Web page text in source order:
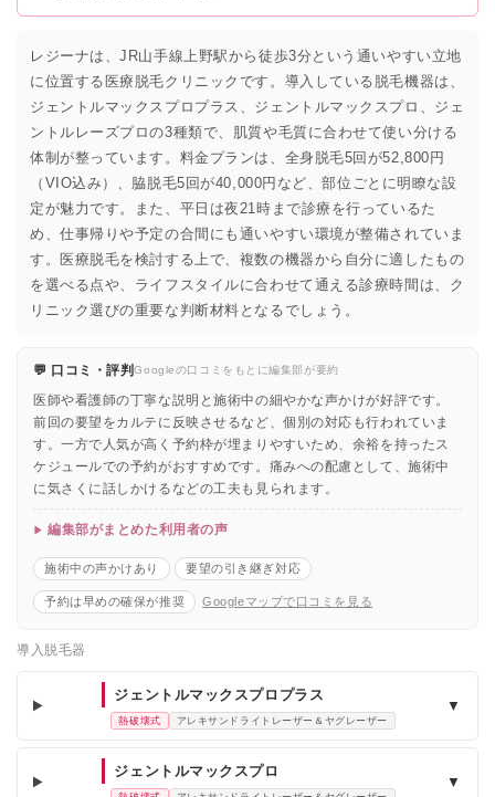
あすみクリニック ★3.2 / 5（74件）
ネオクルー ★5.0 / 5（1件）
所沢日吉町皮フ科 ★3.8 / 5（16件）
レジーナは、JR山手線上野駅から徒歩3分という通いやすい立地
に位置する医療脱毛クリニックです。導入している脱毛機器は、
ジェントルマックスプロプラス、ジェントルマックスプロ、ジェ
ントルレーズプロの3種類で、肌質や毛質に合わせて使い分ける
体制が整っています。料金プランは、全身脱毛5回が52,800円
（VIO込み）、脇脱毛5回が40,000円など、部位ごとに明瞭な設
定が魅力です。また、平日は夜21時まで診療を行っているた
め、仕事帰りや予定の合間にも通いやすい環境が整備されていま
す。医療脱毛を検討する上で、複数の機器から自分に適したもの
を選べる点や、ライフスタイルに合わせて通える診療時間は、ク
リニック選びの重要な判断材料となるでしょう。
💬 口コミ・評判Googleの口コミをもとに編集部が要約
医師や看護師の丁寧な説明と施術中の細やかな声かけが好評です。
前回の要望をカルテに反映させるなど、個別の対応も行われていま
す。一方で人気が高く予約枠が埋まりやすいため、余裕を持ったス
ケジュールでの予約がおすすめです。痛みへの配慮として、施術中
に気さくに話しかけるなどの工夫も見られます。
編集部がまとめた利用者の声
施術中の声かけあり 要望の引き継ぎ対応
予約は早めの確保が推奨 Googleマップで口コミを見る
導入脱毛器
ジェントルマックスプロプラス
熱破壊式 アレキサンドライトレーザー＆ヤグレーザー
▼
ジェントルマックスプロ
▼